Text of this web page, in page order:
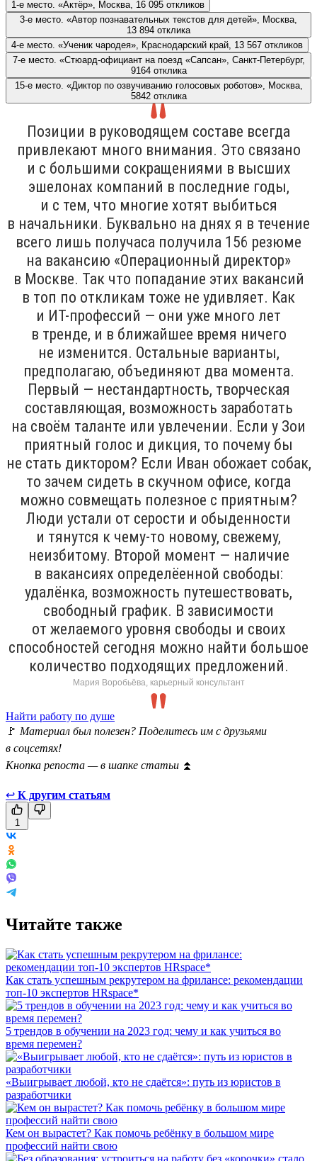
1-е место. «Актёр», Москва, 16 095 откликов
3-е место. «Автор познавательных текстов для детей», Москва,
13 894 отклика
4-е место. «Ученик чародея», Краснодарский край, 13 567 откликов
7-е место. «Стюард-официант на поезд «Сапсан», Санкт-Петербург,
9164 отклика
15-е место. «Диктор по озвучиванию голосовых роботов», Москва,
5842 отклика
Позиции в руководящем составе всегда
привлекают много внимания. Это связано
и с большими сокращениями в высших
эшелонах компаний в последние годы,
и с тем, что многие хотят выбиться
в начальники. Буквально на днях я в течение
всего лишь получаса получила 156 резюме
на вакансию «Операционный директор»
в Москве. Так что попадание этих вакансий
в топ по откликам тоже не удивляет. Как
и ИТ-профессий — они уже много лет
в тренде, и в ближайшее время ничего
не изменится. Остальные варианты,
предполагаю, объединяют два момента.
Первый — нестандартность, творческая
составляющая, возможность заработать
на своём таланте или увлечении. Если у Зои
приятный голос и дикция, то почему бы
не стать диктором? Если Иван обожает собак,
то зачем сидеть в скучном офисе, когда
можно совмещать полезное с приятным?
Люди устали от серости и обыденности
и тянутся к чему-то новому, свежему,
неизбитому. Второй момент — наличие
в вакансиях определёенной свободы:
удалёнка, возможность путешествовать,
свободный график. В зависимости
от желаемого уровня свободы и своих
способностей сегодня можно найти большое
количество подходящих предложений.
Мария Воробьёва, карьерный консультант
Найти работу по душе
🚩 Материал был полезен? Поделитесь им с друзьями
в соцсетях!
Кнопка репоста — в шапке статьи ⏫
↩ К другим статьям
1
Читайте также
Как стать успешным рекрутером на фрилансе: рекомендации
топ-10 экспертов HRspace*
5 трендов в обучении на 2023 год: чему и как учиться во
время перемен?
«Выигрывает любой, кто не сдаётся»: путь из юристов в
разработчики
Кем он вырастет? Как помочь ребёнку в большом мире
профессий найти свою